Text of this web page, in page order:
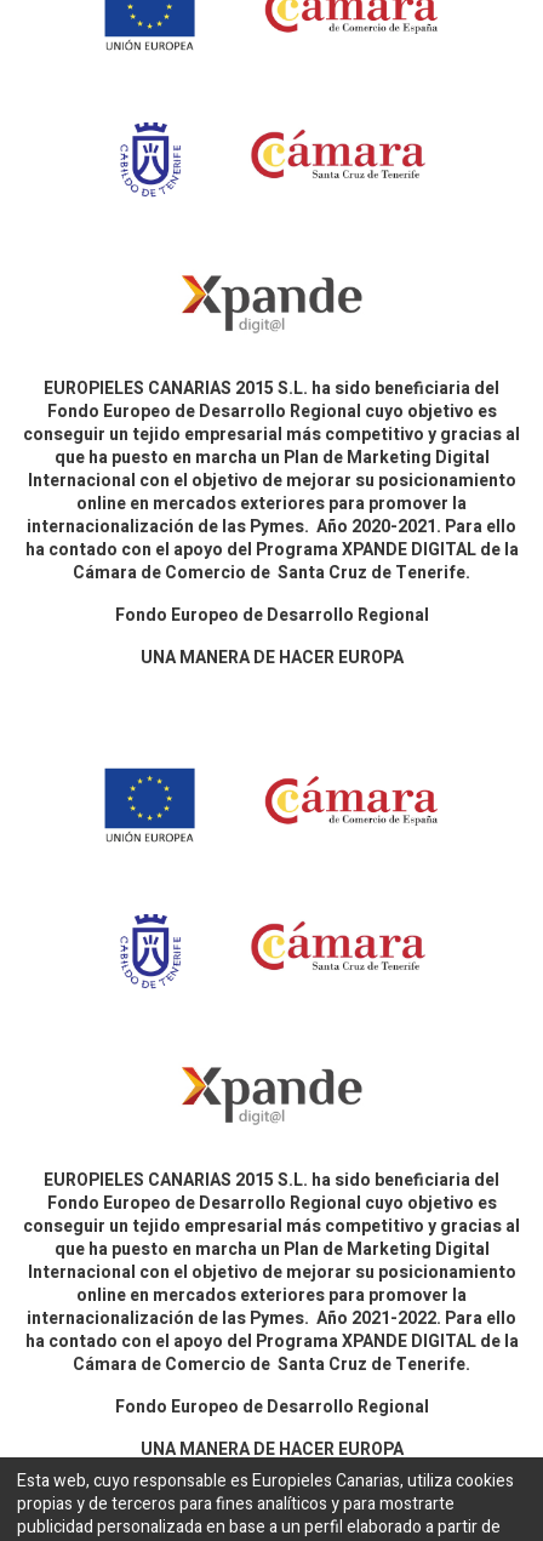
EUROPIELES CANARIAS 2015 S.L. ha sido beneficiaria del
Fondo Europeo de Desarrollo Regional cuyo objetivo es
conseguir un tejido empresarial más competitivo y gracias al
que ha puesto en marcha un Plan de Marketing Digital
Internacional con el objetivo de mejorar su posicionamiento
online en mercados exteriores para promover la
internacionalización de las Pymes. Año 2020-2021. Para ello
ha contado con el apoyo del Programa XPANDE DIGITAL de la
Cámara de Comercio de Santa Cruz de Tenerife.
Fondo Europeo de Desarrollo Regional
UNA MANERA DE HACER EUROPA
EUROPIELES CANARIAS 2015 S.L. ha sido beneficiaria del
Fondo Europeo de Desarrollo Regional cuyo objetivo es
conseguir un tejido empresarial más competitivo y gracias al
que ha puesto en marcha un Plan de Marketing Digital
Internacional con el objetivo de mejorar su posicionamiento
online en mercados exteriores para promover la
internacionalización de las Pymes. Año 2021-2022. Para ello
ha contado con el apoyo del Programa XPANDE DIGITAL de la
Cámara de Comercio de Santa Cruz de Tenerife.
Fondo Europeo de Desarrollo Regional
UNA MANERA DE HACER EUROPA
Aviso legal y política de privacidad
Esta web, cuyo responsable es Europieles Canarias, utiliza cookies
propias y de terceros para fines analíticos y para mostrarte
publicidad personalizada en base a un perfil elaborado a partir de